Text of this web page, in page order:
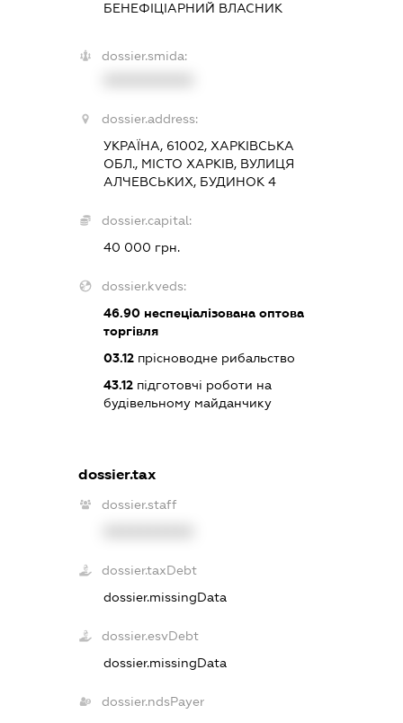
БЕНЕФІЦІАРНИЙ ВЛАСНИК
dossier.smida:
dossier.address:
УКРАЇНА, 61002, ХАРКІВСЬКА
ОБЛ., МІСТО ХАРКІВ, ВУЛИЦЯ
АЛЧЕВСЬКИХ, БУДИНОК 4
dossier.capital:
40 000 грн.
dossier.kveds:
46.90 неспеціалізована оптова
торгівля
03.12 прісноводне рибальство
43.12 підготовчі роботи на
будівельному майданчику
dossier.tax
dossier.staff
dossier.taxDebt
dossier.missingData
dossier.esvDebt
dossier.missingData
dossier.ndsPayer